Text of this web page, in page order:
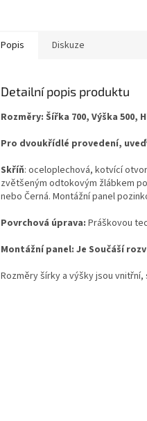
Popis Diskuze
Detailní popis produktu
Rozměry: Šířka 700, Výška 500,
Pro dvoukřídlé provedení,
Skříň: oceloplechová, kotvící
zvětšeným odtokovým žlábkem
nebo Černá. Montážní panel
Povrchová úprava: Práškovou
Montážní panel: Je Součáší
Rozměry šírky a výšky jsou